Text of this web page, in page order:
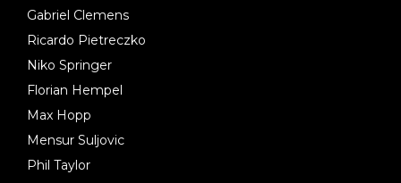
Gabriel Clemens
Ricardo Pietreczko
Niko Springer
Florian Hempel
Max Hopp
Mensur Suljovic
Phil Taylor